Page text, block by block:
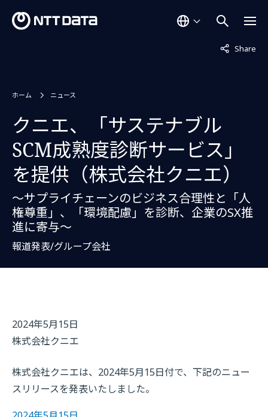
Share
非表示中
ホーム ニュース
クニエ、「サステナブル
SCM成熟度診断サービス」
を提供（株式会社クニエ）
～サプライチェーンのビジネス合理性と「人
権尊重」、「環境配慮」を診断、企業のSX推
進に寄与～
報道発表/グループ会社
2024年5月15日
株式会社クニエ
株式会社クニエは、2024年5月15日付で、下記のニュー
スリリースを発表いたしました。